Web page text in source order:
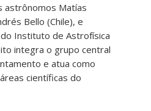
astrônomos Matías
Bello (Chile), e
Instituto de Astrofísica
integra o grupo central
e atua como
científicas do